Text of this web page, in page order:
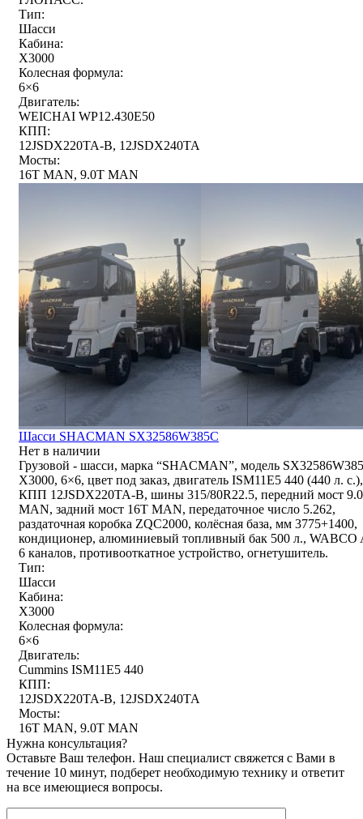
Тип:
Шасси
Кабина:
X3000
Колесная формула:
6×6
Двигатель:
WEICHAI WP12.430E50
КПП:
12JSDX220TA-B, 12JSDX240TA
Мосты:
16T MAN, 9.0T MAN
Шасси SHACMAN SX32586W385С
Нет в наличии
Грузовой - шасси, марка “SHACMAN”, модель
X3000, 6×6, цвет под заказ, двигатель ISM11E5 440 (440 л. с.),
КПП 12JSDX220TA-B, шины 315/80R22.5, передний мост
MAN, задний мост 16T MAN, передаточное число 5.262,
раздаточная коробка ZQC2000, колёсная база, мм 3775+1400,
кондиционер, алюминиевый топливный бак 500 л., WABCO
6 каналов, противооткатное устройство, огнетушитель.
Тип:
Шасси
Кабина:
X3000
Колесная формула:
6×6
Двигатель:
Cummins ISM11E5 440
КПП:
12JSDX220TA-B, 12JSDX240TA
Мосты:
16T MAN, 9.0T MAN
Нужна консультация?
Оставьте Ваш телефон. Наш специалист свяжется с Вами в
течение 10 минут, подберет необходимую технику и ответит
на все имеющиеся вопросы.